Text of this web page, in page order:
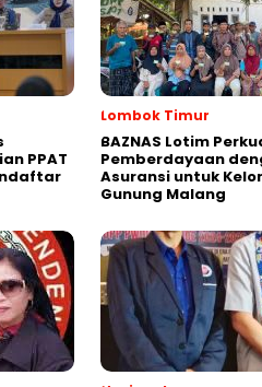
PPAT
Lombok Timur
BAZNAS Lotim
Pemberdayaan
Asuransi untuk
Gunung Malang